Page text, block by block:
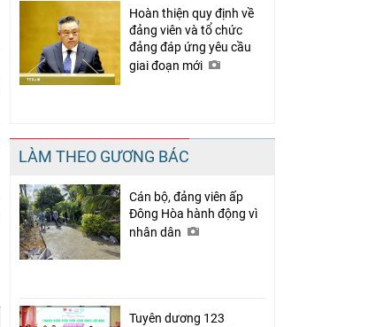
Hoàn thiện quy định về
đảng viên và tổ chức
đảng đáp ứng yêu cầu
giai đoạn mới
LÀM THEO GƯƠNG BÁC
Cán bộ, đảng viên ấp
Đông Hòa hành động vì
nhân dân
Tuyên dương 123